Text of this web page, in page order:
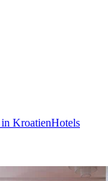
KroatienHotels